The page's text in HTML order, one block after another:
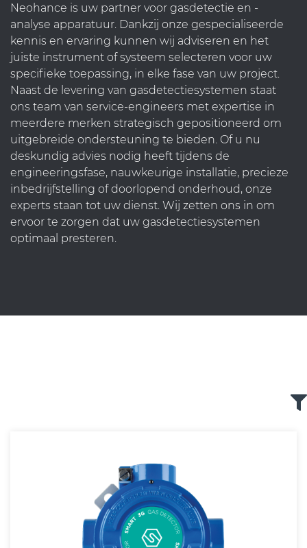
Neohance is uw partner voor gasdetectie en -
analyse apparatuur. Dankzij onze gespecialiseerde
kennis en ervaring kunnen wij adviseren en het
juiste instrument of systeem selecteren voor uw
specifieke toepassing, in elke fase van uw project.
Naast de levering van gasdetectiesystemen staat
ons team van service-engineers met expertise in
meerdere merken strategisch gepositioneerd om
uitgebreide ondersteuning te bieden. Of u nu
deskundig advies nodig heeft tijdens de
engineeringsfase, nauwkeurige installatie, precieze
inbedrijfstelling of doorlopend onderhoud, onze
experts staan tot uw dienst. Wij zetten ons in om
ervoor te zorgen dat uw gasdetectiesystemen
optimaal presteren.